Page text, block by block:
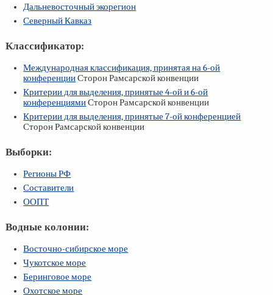
Дальневосточный экорегион
Северный Кавказ
Классификатор:
Международная классификация, принятая на6-ой
конференцииСторон Рамсарской конвенции
Критерии для выделения, принятые4-ойи6-ой
конференциямиСторон Рамсарской конвенции
Критерии для выделения, принятые7-ойконференцией
Сторон Рамсарской конвенции
Выборки:
Регионы РФ
Составители
ООПТ
Водные колонии:
Восточно-сибирское море
Чукотское море
Беринговое море
Охотское море